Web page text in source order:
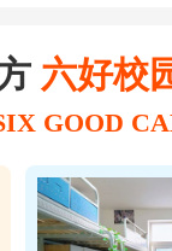
六好校
GOOD